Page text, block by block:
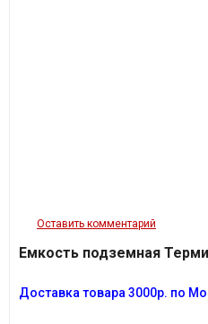
Оставить комментарий
Емкость подземная
Доставка товара 3000р. по